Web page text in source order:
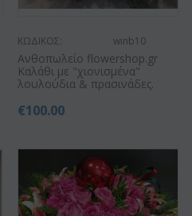
ΚΩΔΙΚΟΣ: winb10
Ανθοπωλείο flowershop.gr
Καλάθι με "χιονισμένα"
λουλούδια & πρασινάδες.
€100.00